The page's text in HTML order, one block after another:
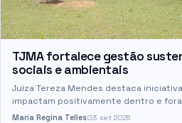
TJMA fortalece gestão
sociais e ambientais
Juíza Tereza Mendes destaca
impactam positivamente dentro e
Divulgação Josy Lord A
Maria Regina Telles03 set 2025